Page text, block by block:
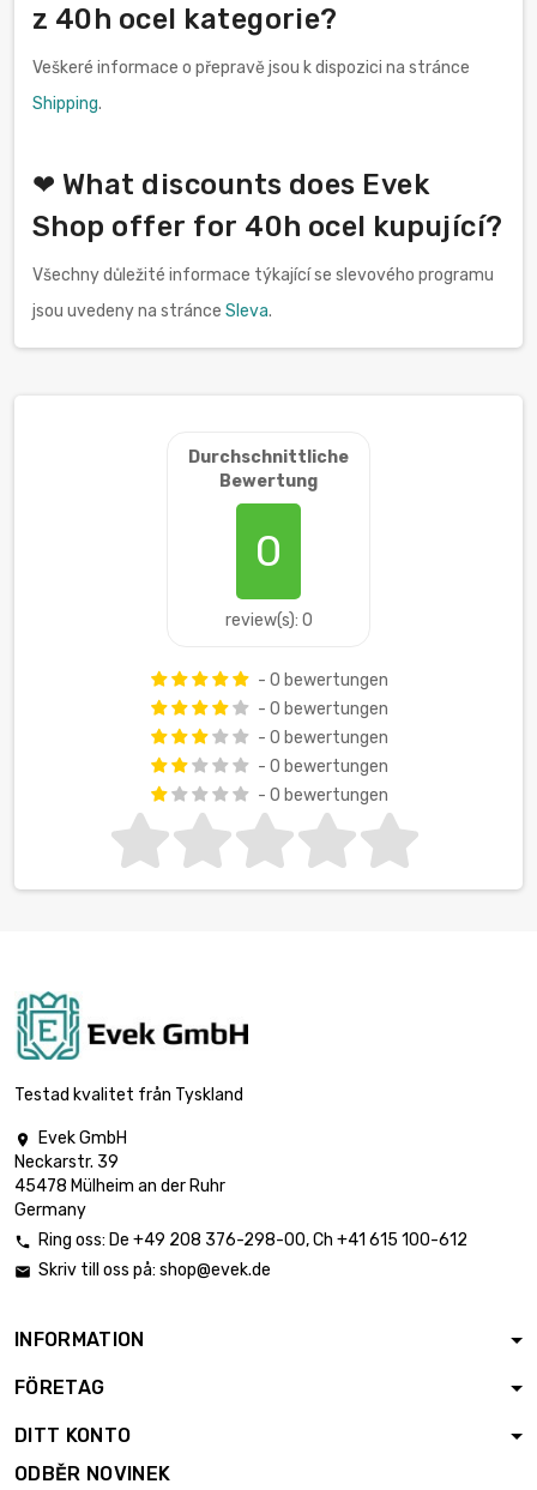
z 40h ocel kategorie?
Veškeré informace o přepravě jsou k dispozici na stránce
Shipping.
❤ What discounts does Evek
Shop offer for 40h ocel kupující?
Všechny důležité informace týkající se slevového programu
jsou uvedeny na stránce Sleva.
Durchschnittliche
Bewertung
0
review(s): 0
- 0 bewertungen
- 0 bewertungen
- 0 bewertungen
- 0 bewertungen
- 0 bewertungen
Testad kvalitet från Tyskland

Evek GmbH
Neckarstr. 39
45478 Mülheim an der Ruhr
Germany
 Ring oss: De +49 208 376-298-00, Ch +41 615 100-612
 Skriv till oss på: shop@evek.de
INFORMATION
FÖRETAG
DITT KONTO
ODBĚR NOVINEK